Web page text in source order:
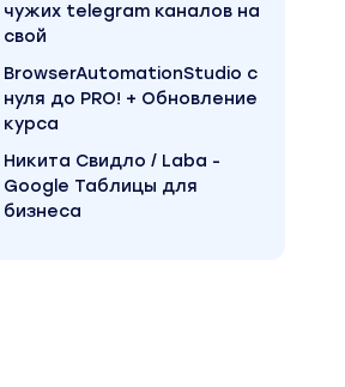
чужих telegram каналов на
свой
BrowserAutomationStudio с
нуля до PRO! + Обновление
курса
Никита Свидло / Laba -
Google Таблицы для
бизнеса